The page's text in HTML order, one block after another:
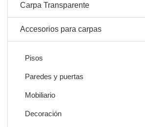
Carpa Transparente
Accesorios para carpas
Pisos
Paredes y puertas
Mobiliario
Decoración